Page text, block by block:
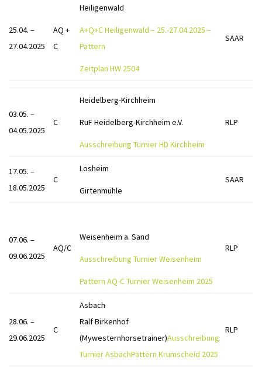
25.04. –
27.04.2025
AQ +
C
Heiligenwald
A+Q+C Heiligenwald – 25.-27.04.2025 –
Pattern
Zeitplan HW 2504
SAAR
03.05. –
04.05.2025
C
Heidelberg-Kirchheim
RuF Heidelberg-Kirchheim e.V.
Ausschreibung Turnier HD Kirchheim
RLP
17.05. –
18.05.2025
C
Losheim
Girtenmühle
SAAR
07.06. –
09.06.2025
AQ/C
Weisenheim a. Sand
Ausschreibung Turnier Weisenheim
Pattern AQ-C Turnier Weisenheim 2025
RLP
28.06. –
29.06.2025
C
Asbach
Ralf Birkenhof
(Mywesternhorsetrainer)Ausschreibung
Turnier AsbachPattern Krumscheid 2025
RLP